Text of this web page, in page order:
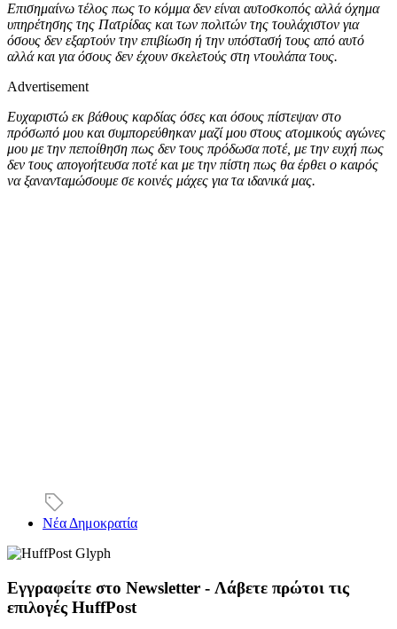
Επισημαίνω τέλος πως το κόμμα δεν είναι αυτοσκοπός αλλά όχημα
υπηρέτησης της Πατρίδας και των πολιτών της τουλάχιστον για
όσους δεν εξαρτούν την επιβίωση ή την υπόστασή τους από αυτό
αλλά και για όσους δεν έχουν σκελετούς στη ντουλάπα τους.
Advertisement
Ευχαριστώ εκ βάθους καρδίας όσες και όσους πίστεψαν στο
πρόσωπό μου και συμπορεύθηκαν μαζί μου στους ατομικούς αγώνες
μου με την πεποίθηση πως δεν τους πρόδωσα ποτέ, με την ευχή πως
δεν τους απογοήτευσα ποτέ και με την πίστη πως θα έρθει ο καιρός
να ξανανταμώσουμε σε κοινές μάχες για τα ιδανικά μας.
Νέα Δημοκρατία
Εγγραφείτε στο Newsletter - Λάβετε πρώτοι τις
επιλογές HuffPost